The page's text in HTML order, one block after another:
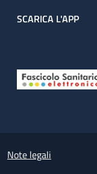
SCARICA L'APP
Small prints
Note legali